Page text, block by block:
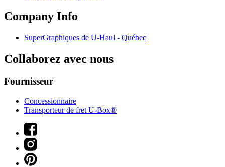
Company Info
SuperGraphiques de U-Haul - Québec
Collaborez avec nous
Fournisseur
Concessionnaire
Transporteur de fret U-Box®